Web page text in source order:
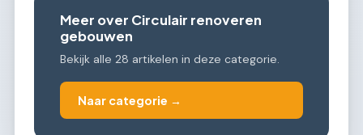
Meer over Circulair renoveren
gebouwen
Bekijk alle 28 artikelen in deze categorie.
Naar categorie →